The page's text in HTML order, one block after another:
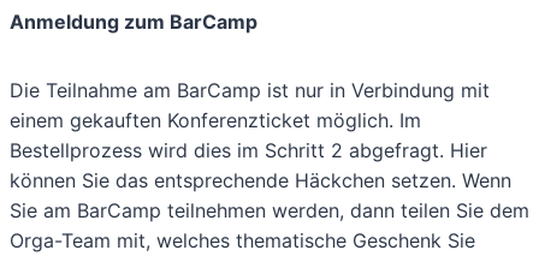
Anmeldung zum BarCamp
Die Teilnahme am BarCamp ist nur in Verbindung mit
einem gekauften Konferenzticket möglich. Im
Bestellprozess wird dies im Schritt 2 abgefragt. Hier
können Sie das entsprechende Häckchen setzen. Wenn
Sie am BarCamp teilnehmen werden, dann teilen Sie dem
Orga-Team mit, welches thematische Geschenk Sie